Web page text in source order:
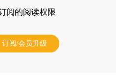
阅的阅读权限
订阅/会员升级